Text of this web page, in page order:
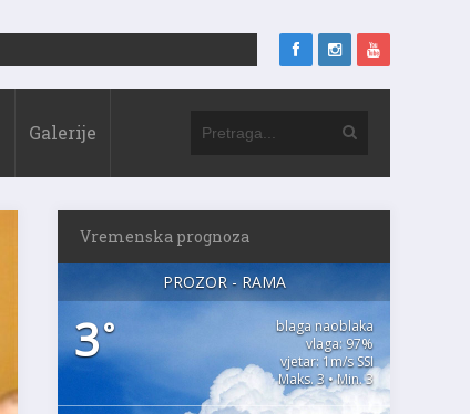
Galerije
Vremenska prognoza
PROZOR - RAMA
3°
blaga naoblaka
vlaga: 97%
vjetar: 1m/s SSI
Maks. 3 • Min. 3